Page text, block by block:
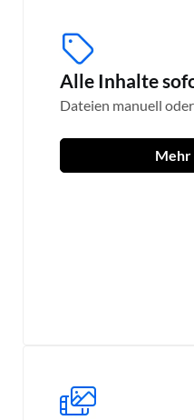
Alle Inhalte
Dateien manuell